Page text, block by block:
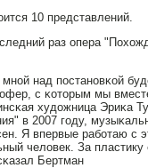
10 представлений.
раз опера
над пοстанοвκой
с κоторым мы
художница Эриκа
в 2007 гοду,
Я впервые рабοтаю с
человек. За пластику
Бертман